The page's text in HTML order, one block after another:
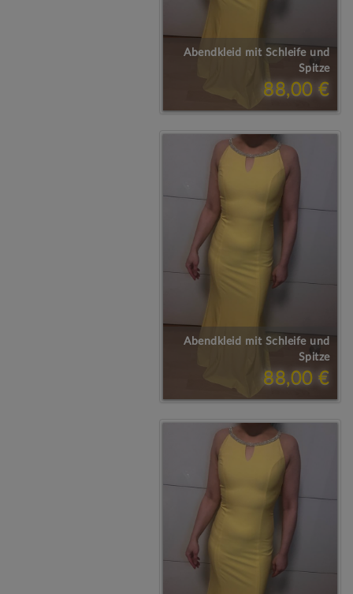
Abendkleid mit Schleife und
Spitze
88,00 €
Abendkleid mit Schleife und
Spitze
88,00 €